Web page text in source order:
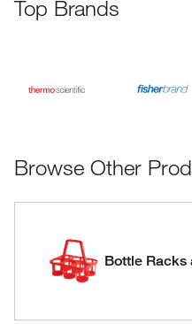
Top Brands
Browse Other
Bottle Racks